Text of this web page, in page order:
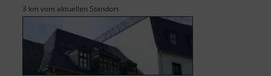
3 km vom aktuellen Standort